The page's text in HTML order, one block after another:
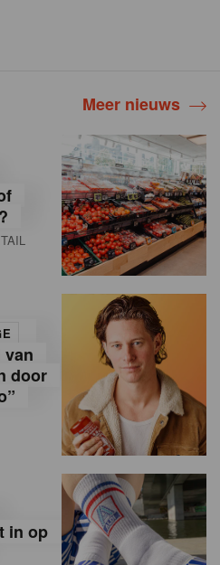
Meer nieuws
van
door
in op